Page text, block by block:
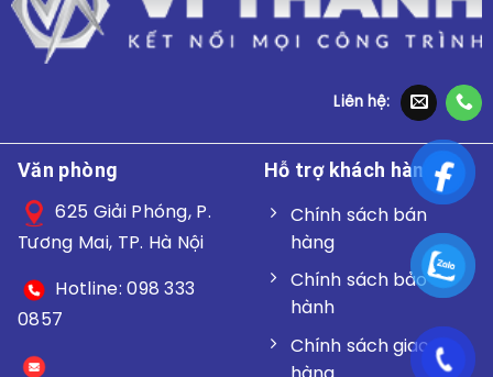
Liên hệ:
Văn phòng
625 Giải Phóng, P.
Tương Mai, TP. Hà Nội
Hotline: 098 333
0857
Hỗ trợ khách hàng
Chính sách bán
hàng
Chính sách bảo
hành
Chính sách giao